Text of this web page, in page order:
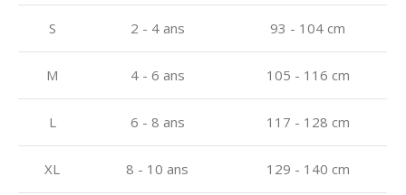
S 2 - 4 ans 93 - 104 cm
M 4 - 6 ans 105 - 116 cm
L 6 - 8 ans 117 - 128 cm
XL 8 - 10 ans 129 - 140 cm